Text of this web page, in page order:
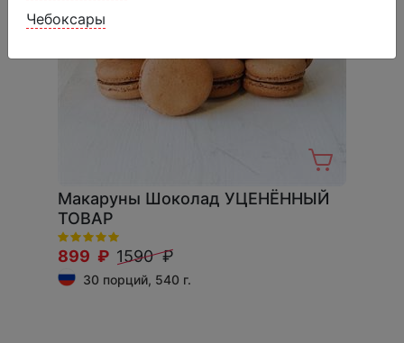
Чебоксары
Макаруны Шоколад УЦЕНЁННЫЙ
ТОВАР
899 ₽ 1590 ₽
30 порций, 540 г.